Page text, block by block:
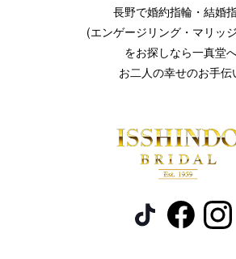
長野で婚約指輪・結婚
(エンゲージリング・マリッ
をお探しなら一真堂
お二人の幸せのお手伝